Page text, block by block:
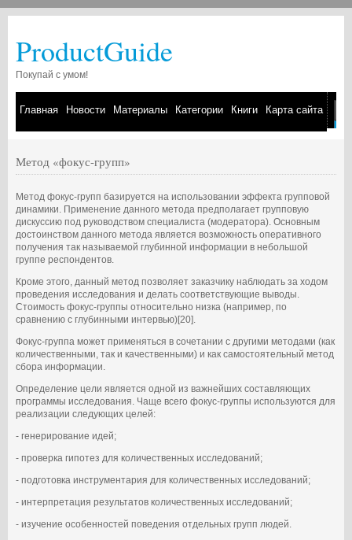
ProductGuide
Покупай с умом!
Главная Новости Материалы Категории Книги Карта сайта
Метод «фокус-групп»
Метод фокус-групп базируется на использовании эффекта групповой
динамики. Применение данного метода предполагает групповую
дискуссию под руководством специалиста (модератора). Основным
достоинством данного метода является возможность оперативного
получения так называемой глубинной информации в небольшой
группе респондентов.
Кроме этого, данный метод позволяет заказчику наблюдать за ходом
проведения исследования и делать соответствующие выводы.
Стоимость фокус-группы относительно низка (например, по
сравнению с глубинными интервью)[20].
Фокус-группа может применяться в сочетании с другими методами (как
количественными, так и качественными) и как самостоятельный метод
сбора информации.
Определение цели является одной из важнейших составляющих
программы исследования. Чаще всего фокус-группы используются для
реализации следующих целей:
- генерирование идей;
- проверка гипотез для количественных исследований;
- подготовка инструментария для количественных исследований;
- интерпретация результатов количественных исследований;
- изучение особенностей поведения отдельных групп людей.